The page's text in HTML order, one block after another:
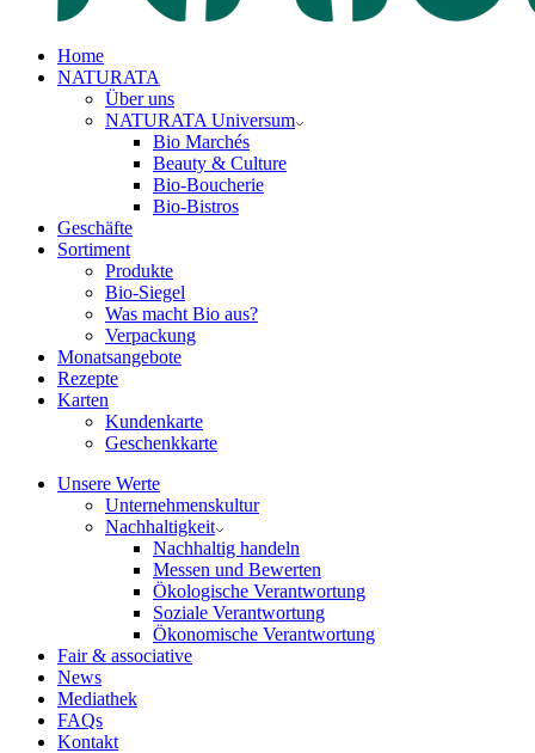
Home
NATURATA
Über uns
NATURATA Universum
Bio Marchés
Beauty & Culture
Bio-Boucherie
Bio-Bistros
Geschäfte
Sortiment
Produkte
Bio-Siegel
Was macht Bio aus?
Verpackung
Monatsangebote
Rezepte
Karten
Kundenkarte
Geschenkkarte
Unsere Werte
Unternehmenskultur
Nachhaltigkeit
Nachhaltig handeln
Messen und Bewerten
Ökologische Verantwortung
Soziale Verantwortung
Ökonomische Verantwortung
Fair & associative
News
Mediathek
FAQs
Kontakt